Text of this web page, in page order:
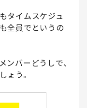
タイムスケジュ
全員でというの
ンバーどうしで、
ょう。